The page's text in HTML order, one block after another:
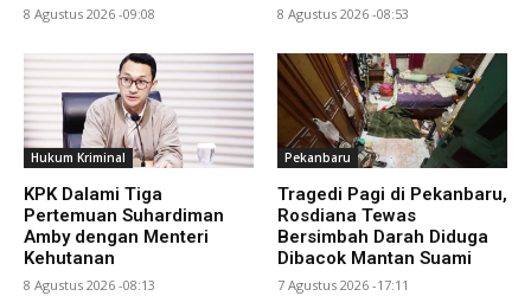
8 Agustus 2026 -09:08 8 Agustus 2026 -08:53
Hukum Kriminal
KPK Dalami Tiga
Pertemuan Suhardiman
Amby dengan Menteri
Kehutanan
8 Agustus 2026 -08:13
Pekanbaru
Tragedi Pagi di Pekanbaru,
Rosdiana Tewas
Bersimbah Darah Diduga
Dibacok Mantan Suami
7 Agustus 2026 -17:11